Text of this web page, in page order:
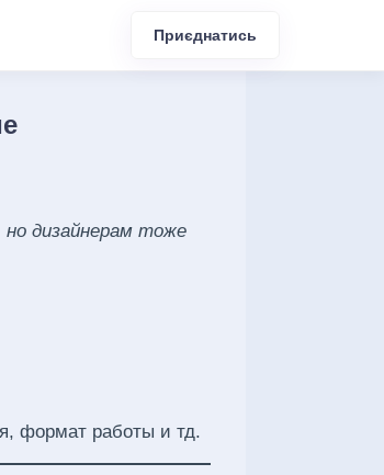
Приєднатись
но дизайнерам тоже
формат работы и тд.